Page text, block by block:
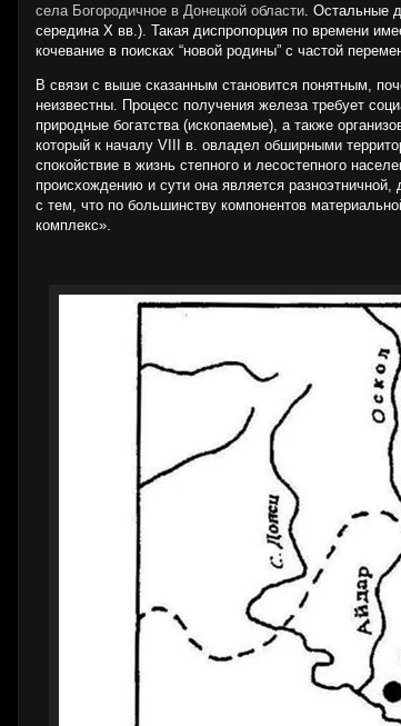
села Богородичное в Донецкой области. Остальные
середина X вв.). Такая диспропорция по времени
кочевание в поисках “новой родины” с частой
В связи с выше сказанным становится понятным,
неизвестны. Процесс получения железа требует
природные богатства (ископаемые), а также
который к началу VIII в. овладел обширными
спокойствие в жизнь степного и лесостепного
происхождению и сути она является разноэтничной,
с тем, что по большинству компонентов
комплекс».